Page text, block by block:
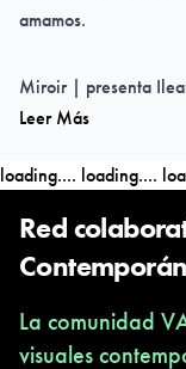
amamos.
Miroir | presenta
femgrafiagallery.com
Leer Más
loading.... loading....
Red
La comunidad
visuales